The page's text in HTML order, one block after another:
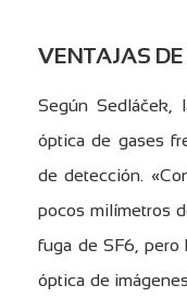
VENTAJAS
Según Sedláček,
óptica de gases
de detección.
pocos milímetros
fuga de SF6, pero
óptica de